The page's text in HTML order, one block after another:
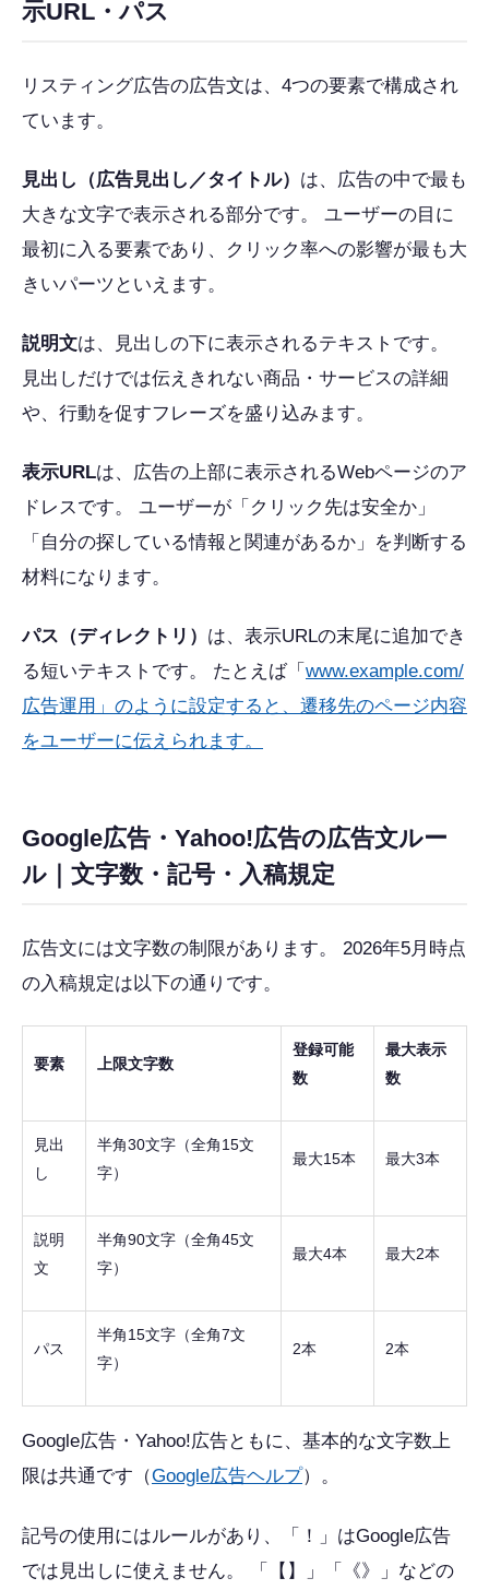
示URL・パス
リスティング広告の広告文は、4つの要素で構成され
ています。
見出し（広告見出し／タイトル） は、広告の中で最も
大きな文字で表示される部分です。 ユーザーの目に
最初に入る要素であり、クリック率への影響が最も大
きいパーツといえます。
説明文は、見出しの下に表示されるテキストです。
見出しだけでは伝えきれない商品・サービスの詳細
や、行動を促すフレーズを盛り込みます。
表示URLは、広告の上部に表示されるWebページのア
ドレスです。 ユーザーが「クリック先は安全か」
「自分の探している情報と関連があるか」を判断する
材料になります。
パス（ディレクトリ） は、表示URLの末尾に追加でき
る短いテキストです。 たとえば「 www.example.com/
広告運用」のように設定すると、遷移先のページ内容
をユーザーに伝えられます。
Google広告・Yahoo!広告の広告文ルー
ル｜文字数・記号・入稿規定
広告文には文字数の制限があります。 2026年5月時点
の入稿規定は以下の通りです。
要素 上限文字数
登録可能
数
最大表示
数
見出
し
半角30文字（全角15文
字）
最大15本 最大3本
説明
文
半角90文字（全角45文
字）
最大4本 最大2本
パス
半角15文字（全角7文
字）
2本 2本
Google広告・Yahoo!広告ともに、基本的な文字数上
限は共通です（Google広告ヘルプ）。
記号の使用にはルールがあり、「！」はGoogle広告
では見出しに使えません。 「【】」「《》」などの